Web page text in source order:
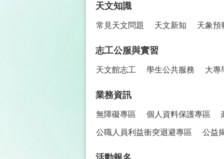
天文知識
常見天文問題 天文新知 天象預
志工公服與實習
天文館志工 學生公共服務 大專
業務資訊
無障礙專區 個人資料保護專區
公職人員利益衝突迴避專區 公益